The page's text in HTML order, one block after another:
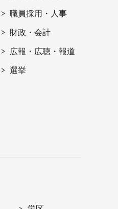
職員採用・人事
財政・会計
広報・広聴・報道
選挙